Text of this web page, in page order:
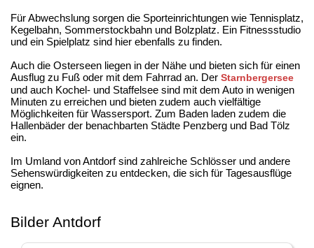
Für Abwechslung sorgen die Sporteinrichtungen wie Tennisplatz,
Kegelbahn, Sommerstockbahn und Bolzplatz. Ein Fitnessstudio
und ein Spielplatz sind hier ebenfalls zu finden.
Auch die Osterseen liegen in der Nähe und bieten sich für einen
Ausflug zu Fuß oder mit dem Fahrrad an. Der Starnbergersee
und auch Kochel- und Staffelsee sind mit dem Auto in wenigen
Minuten zu erreichen und bieten zudem auch vielfältige
Möglichkeiten für Wassersport. Zum Baden laden zudem die
Hallenbäder der benachbarten Städte Penzberg und Bad Tölz
ein.
Im Umland von Antdorf sind zahlreiche Schlösser und andere
Sehenswürdigkeiten zu entdecken, die sich für Tagesausflüge
eignen.
Bilder Antdorf